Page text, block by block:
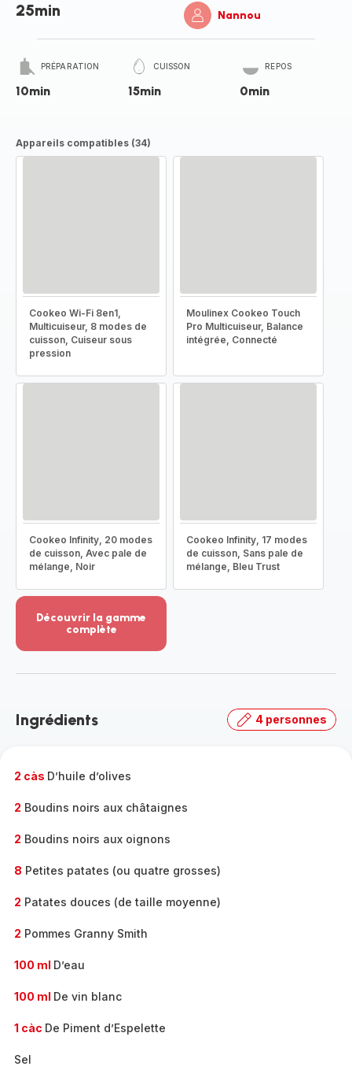
25min Nannou
PRÉPARATION
10min
CUISSON
15min
REPOS
0min
Appareils compatibles (34)
Cookeo Wi-Fi 8en1,
Multicuiseur, 8 modes de
cuisson, Cuiseur sous
pression
Moulinex Cookeo Touch
Pro Multicuiseur, Balance
intégrée, Connecté
Cookeo Infinity, 20 modes
de cuisson, Avec pale de
mélange, Noir
Cookeo Infinity, 17 modes
de cuisson, Sans pale de
mélange, Bleu Trust
Découvrir la gamme
complète
-
gamme
Ingrédients 4 personnes
2 càs D’huile d’olives
2 Boudins noirs aux châtaignes
2 Boudins noirs aux oignons
8 Petites patates (ou quatre grosses)
2 Patates douces (de taille moyenne)
2 Pommes Granny Smith
100 ml D’eau
100 ml De vin blanc
1 càc De Piment d’Espelette
Sel